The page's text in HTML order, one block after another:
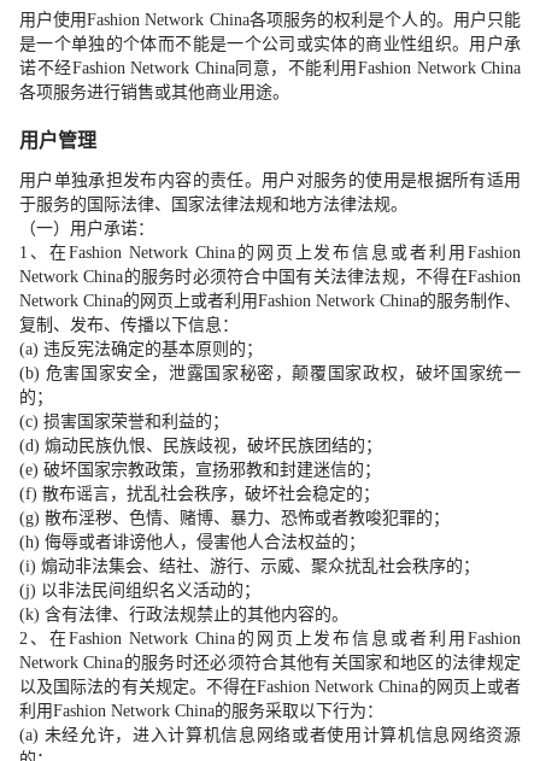
用户使用Fashion Network China各项服务的权利是个人的。用户只能
是一个单独的个体而不能是一个公司或实体的商业性组织。用户承
诺不经Fashion Network China同意，不能利用 Fashion Network China
各项服务进行销售或其他商业用途。
用户管理
用户单独承担发布内容的责任。用户对服务的使用是根据所有适用
于服务的国际法律、国家法律法规和地方法律法规。
（一）用户承诺：
1 、在Fashion Network China的网页上发布信息或者利用Fashion
Network China的服务时必须符合中国有关法律法规，不得在Fashion
Network China的网页上或者利用Fashion Network China的服务制作、
复制、发布、传播以下信息：
(a) 违反宪法确定的基本原则的；
(b) 危害国家安全，泄露国家秘密，颠覆国家政权，破坏国家统一
的；
(c) 损害国家荣誉和利益的；
(d) 煽动民族仇恨、民族歧视，破坏民族团结的；
(e) 破坏国家宗教政策，宣扬邪教和封建迷信的；
(f) 散布谣言，扰乱社会秩序，破坏社会稳定的；
(g) 散布淫秽、色情、赌博、暴力、恐怖或者教唆犯罪的；
(h) 侮辱或者诽谤他人，侵害他人合法权益的；
(i) 煽动非法集会、结社、游行、示威、聚众扰乱社会秩序的；
(j) 以非法民间组织名义活动的；
(k) 含有法律、行政法规禁止的其他内容的。
2 、在Fashion Network China的网页上发布信息或者利用Fashion
Network China的服务时还必须符合其他有关国家和地区的法律规定
以及国际法的有关规定。不得在Fashion Network China的网页上或者
利用Fashion Network China的服务采取以下行为：
(a) 未经允许，进入计算机信息网络或者使用计算机信息网络资源